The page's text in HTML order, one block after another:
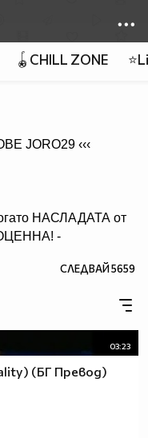
🪀CHILL ZONE
JORO29 ‹‹‹
НАСЛАДАТА от
-
ще слушаш с
СЛЕДВАЙ5659
03:23
(БГ Превод)